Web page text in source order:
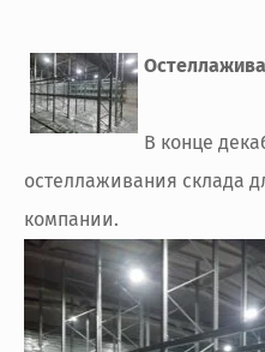
В конце
остеллаживания склада
компании.